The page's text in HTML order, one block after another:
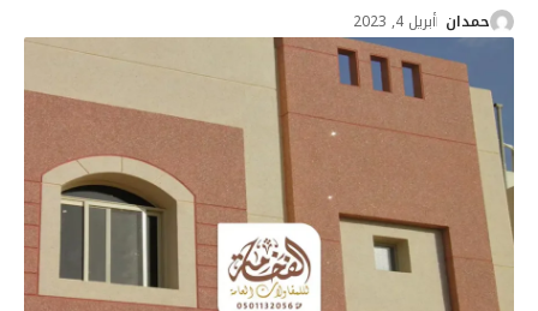
حمدان أبريل 4, 2023